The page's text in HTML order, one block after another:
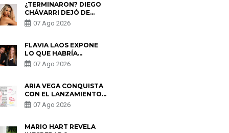
¿TERMINARON? DIEGO
CHÁVARRI DEJÓ DE
SEGUIR A GABRIELA
HERRERA Y ANUNCIA SU
07 Ago 2026
FLAVIA LAOS EXPONE
LO QUE HABRÍA
BUSCADO PABLO
HEREDIA CON ALE
PARTES QUERÍA EL
REMEMBER”
07 Ago 2026
ARIA VEGA CONQUISTA
CON EL LANZAMIENTO
DE “TOTOTO (+4)”
07 Ago 2026
MARIO HART REVELA